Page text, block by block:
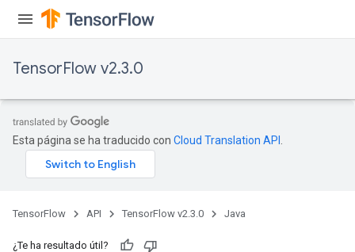
TensorFlow v2.3.0
Esta página se ha traducido con Cloud Translation API
TensorFlow API TensorFlow v2.3.0 Java
¿Te ha resultado útil?